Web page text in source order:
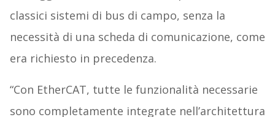
classici sistemi di bus di campo, senza la
necessità di una scheda di comunicazione, come
era richiesto in precedenza.
“Con EtherCAT, tutte le funzionalità necessarie
sono completamente integrate nell’architettura